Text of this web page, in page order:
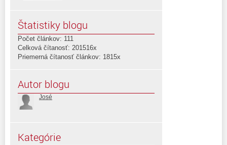
Štatistiky blogu
Počet článkov: 111
Celková čítanosť: 201516x
Priemerná čítanosť článkov: 1815x
Autor blogu
José
Kategórie